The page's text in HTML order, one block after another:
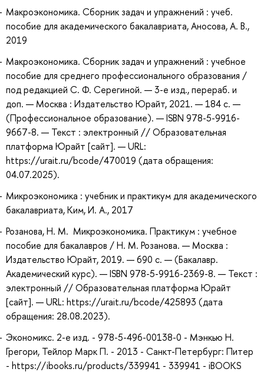
Макроэкономика. Сборник задач и упражнений : учеб.
пособие для академического бакалавриата, Аносова, А. В.,
2019
Макроэкономика. Сборник задач и упражнений : учебное
пособие для среднего профессионального образования /
под редакцией С. Ф. Серегиной. — 3-е изд., перераб. и
доп. — Москва : Издательство Юрайт, 2021. — 184 с. —
(Профессиональное образование). — ISBN 978-5-9916-
9667-8. — Текст : электронный // Образовательная
платформа Юрайт [сайт]. — URL:
https://urait.ru/bcode/470019 (дата обращения:
04.07.2025).
Микроэкономика : учебник и практикум для академического
бакалавриата, Ким, И. А., 2017
Розанова, Н. М. Микроэкономика. Практикум : учебное
пособие для бакалавров / Н. М. Розанова. — Москва :
Издательство Юрайт, 2019. — 690 с. — (Бакалавр.
Академический курс). — ISBN 978-5-9916-2369-8. — Текст :
электронный // Образовательная платформа Юрайт
[сайт]. — URL: https://urait.ru/bcode/425893 (дата
обращения: 28.08.2023).
Экономикс. 2-е изд. - 978-5-496-00138-0 - Мэнкью Н.
Грегори, Тейлор Марк П. - 2013 - Санкт-Петербург: Питер
- https://ibooks.ru/products/339941 - 339941 - iBOOKS